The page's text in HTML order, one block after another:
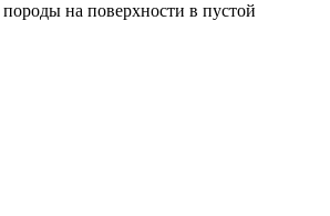
на поверхности в пустой